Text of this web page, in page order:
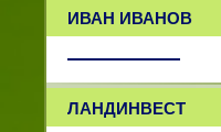
ИВАН ИВАНОВ
ЛАНДИНВЕСТ